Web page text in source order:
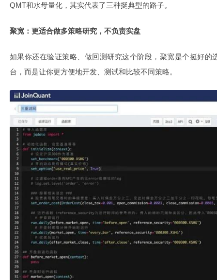
QMT和水母量化，其实代表了三种挺典型的路子。
聚宽：更适合做多策略研究，不负责实盘
如果你还在验证策略、做回测研究这个阶段，聚宽是个挺好的
台，而是让你更方便地开发、测试和比较不同策略。